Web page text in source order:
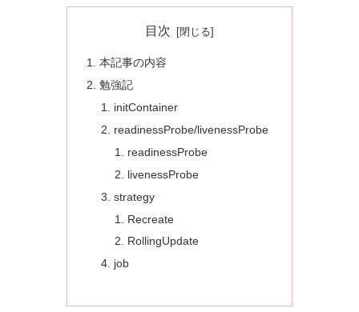
目次
本記事の内容
勉強記
initContainer
readinessProbe/livenessProbe
readinessProbe
livenessProbe
strategy
Recreate
RollingUpdate
job